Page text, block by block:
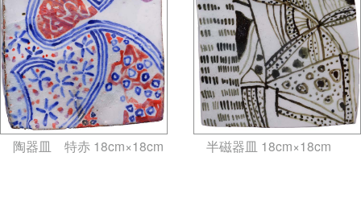
陶器皿 特赤 18cm×18cm
半磁器皿 18cm×18cm